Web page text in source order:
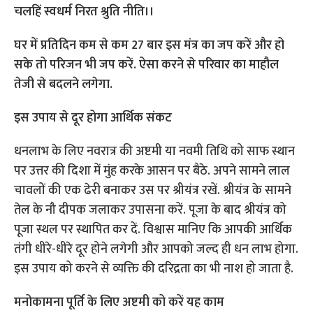
चलहिं स्वधर्म निरत श्रुति नीति।।
घर में प्रतिदिन कम से कम 27 बार इस मंत्र का जप करें और हो
सके तो परिजन भी जप करें. ऐसा करने से परिवार का माहौल
तेजी से बदलने लगेगा.
इस उपाय से दूर होगा आर्थिक संकट
धनलाभ के लिए नवरात्र की अष्टमी या नवमी तिथि को साफ स्थान
पर उत्तर की दिशा में मुंह करके आसन पर बैठे. अपने सामने लाल
चावलों की एक ढेरी बनाकर उस पर श्रीयंत्र रखें. श्रीयंत्र के सामने
तेल के नौ दीपक जलाकर उपासना करें. पूजा के बाद श्रीयंत्र को
पूजा स्थल पर स्थापित कर दें. विश्वास मानिए कि आपकी आर्थिक
तंगी धीरे-धीरे दूर होने लगेगी और आपको जल्द ही धन लाभ होगा.
इस उपाय को करने से व्यक्ति की दरिद्रता का भी नाश हो जाता है.
मनोकामना पूर्ति के लिए अष्टमी को करें यह काम